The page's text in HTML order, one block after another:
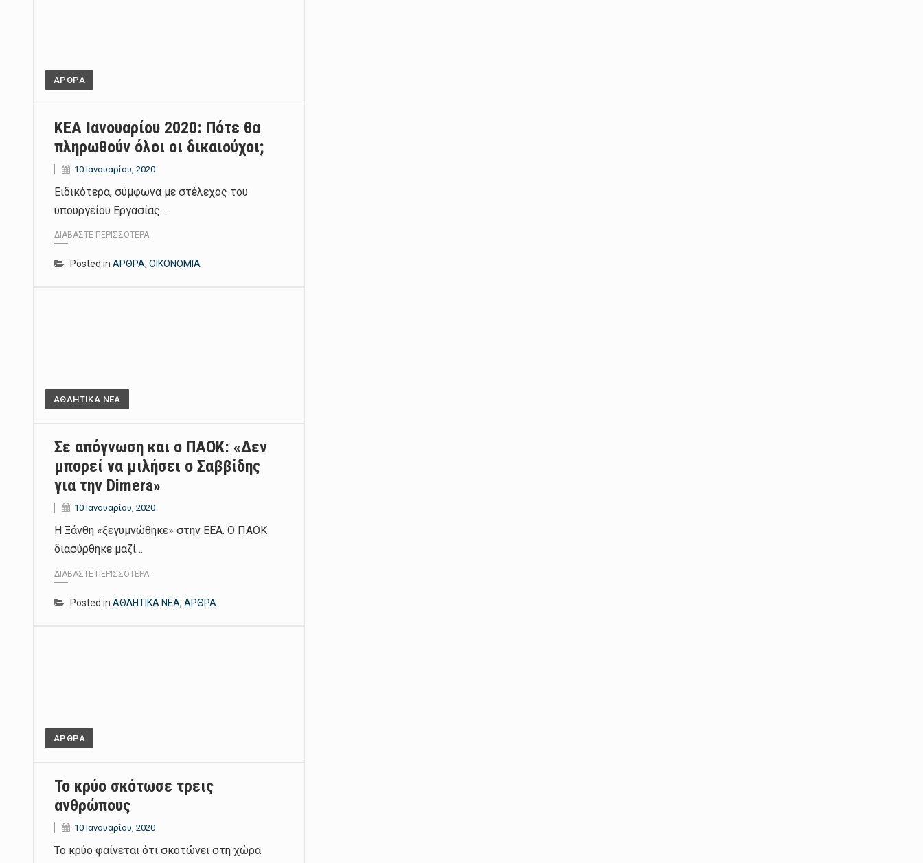
ΑΡΘΡΑ
ΚΕΑ Ιανουαρίου 2020: Πότε θα
πληρωθούν όλοι οι δικαιούχοι;
10 Ιανουαρίου, 2020
Ειδικότερα, σύμφωνα με στέλεχος του
υπουργείου Εργασίας…
ΔΙΑΒΆΣΤΕ ΠΕΡΙΣΣΌΤΕΡΑ
Posted in ΑΡΘΡΑ, ΟΙΚΟΝΟΜΙΑ
ΑΘΛΗΤΙΚΑ ΝΕΑ
Σε απόγνωση και ο ΠΑΟΚ: «Δεν
μπορεί να μιλήσει ο Σαββίδης
για την Dimera»
10 Ιανουαρίου, 2020
Η Ξάνθη «ξεγυμνώθηκε» στην ΕΕΑ. Ο ΠΑΟΚ
διασύρθηκε μαζί…
ΔΙΑΒΆΣΤΕ ΠΕΡΙΣΣΌΤΕΡΑ
Posted in ΑΘΛΗΤΙΚΑ ΝΕΑ, ΑΡΘΡΑ
ΑΡΘΡΑ
Το κρύο σκότωσε τρεις
ανθρώπους
10 Ιανουαρίου, 2020
Το κρύο φαίνεται ότι σκοτώνει στη χώρα